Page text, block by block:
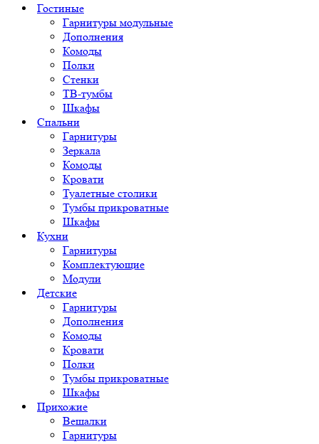
Гостиные
Гарнитуры модульные
Дополнения
Комоды
Полки
Стенки
ТВ-тумбы
Шкафы
Спальни
Гарнитуры
Зеркала
Комоды
Кровати
Туалетные столики
Тумбы прикроватные
Шкафы
Кухни
Гарнитуры
Комплектующие
Модули
Детские
Гарнитуры
Дополнения
Комоды
Кровати
Полки
Тумбы прикроватные
Шкафы
Прихожие
Вешалки
Гарнитуры